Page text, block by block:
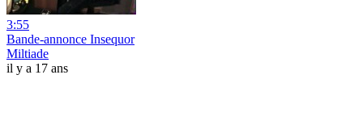
3:55
Bande-annonce Insequor
Miltiade
il y a 17 ans